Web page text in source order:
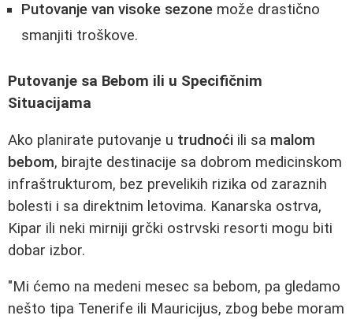
Putovanje van visoke sezone može drastično
smanjiti troškove.
Putovanje sa Bebom ili u Specifičnim
Situacijama
Ako planirate putovanje u trudnoći ili sa malom
bebom, birajte destinacije sa dobrom medicinskom
infraštrukturom, bez prevelikih rizika od zaraznih
bolesti i sa direktnim letovima. Kanarska ostrva,
Kipar ili neki mirniji grčki ostrvski resorti mogu biti
dobar izbor.
"Mi ćemo na medeni mesec sa bebom, pa gledamo
nešto tipa Tenerife ili Mauricijus, zbog bebe moram